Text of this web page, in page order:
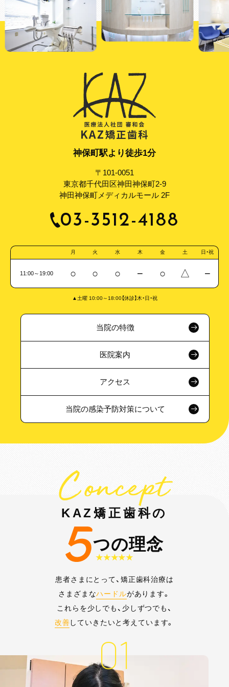
神保町駅より徒歩1分
〒101-0051
東京都千代田区神田神保町2-9
神田神保町メディカルモール 2F
03-3512-4188
月 火 水 木 金 土 日・祝
11:00～19:00 ○ ○ ○ − ○ △ −
▲土曜 10:00～18:00【休診】木・日・祝
当院の特徴
医院案内
アクセス
当院の感染予防対策について
Concept
KAZ矯正歯科の
つの理念
★★★★★
患者さまにとって、矯正歯科治療は
さまざまなハードルがあります。
これらを少しでも、少しずつでも、
改善していきたいと考えています。
01